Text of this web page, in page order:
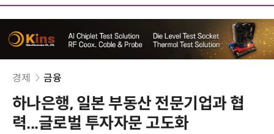
경제 금융
하나은행, 일본 부동산 전문기업과 협
력...글로벌 투자자문 고도화